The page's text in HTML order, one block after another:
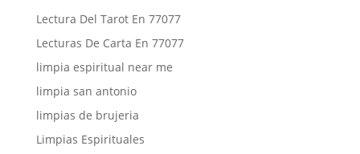
Lectura Del Tarot En 77077
Lecturas De Carta En 77077
limpia espiritual near me
limpia san antonio
limpias de brujeria
Limpias Espirituales